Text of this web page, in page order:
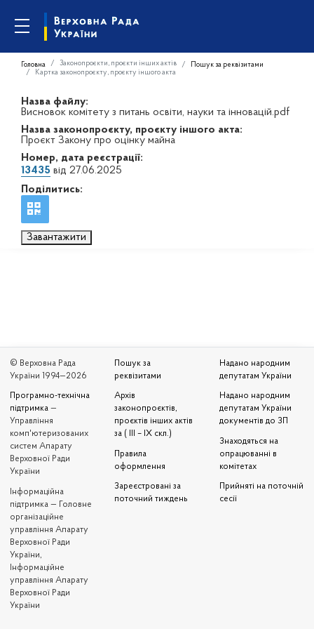
Головна Законопроєкти, проєкти інших актів
Пошук за реквізитами
Картка законопроєкту, проєкту іншого акта
Назва файлу:
Висновок комітету з питань освіти, науки та інновацій.pdf
Назва законопроєкту, проєкту іншого акта:
Проєкт Закону про оцінку майна
Номер, дата реєстрації:
13435 від 27.06.2025
Поділитись:
Завантажити
© Верховна Рада
України 1994—2026
Програмно-технічна
підтримка —
Управління
комп'ютеризованих
систем Апарату
Верховної Ради
України
Iнформаційна
підтримка — Головне
організаційне
управління Апарату
Верховної Ради
України,
Інформаційне
управління Апарату
Верховної Ради
України
Пошук за
реквізитами
Архів
законопроєктів,
проєктів інших актів
за ( III – IX скл.)
Правила
оформлення
Зареєстровані за
поточний тиждень
Надано народним
депутатам України
Надано народним
депутатам України
документів до ЗП
Знаходяться на
опрацюванні в
комітетах
Прийняті на поточній
сесії